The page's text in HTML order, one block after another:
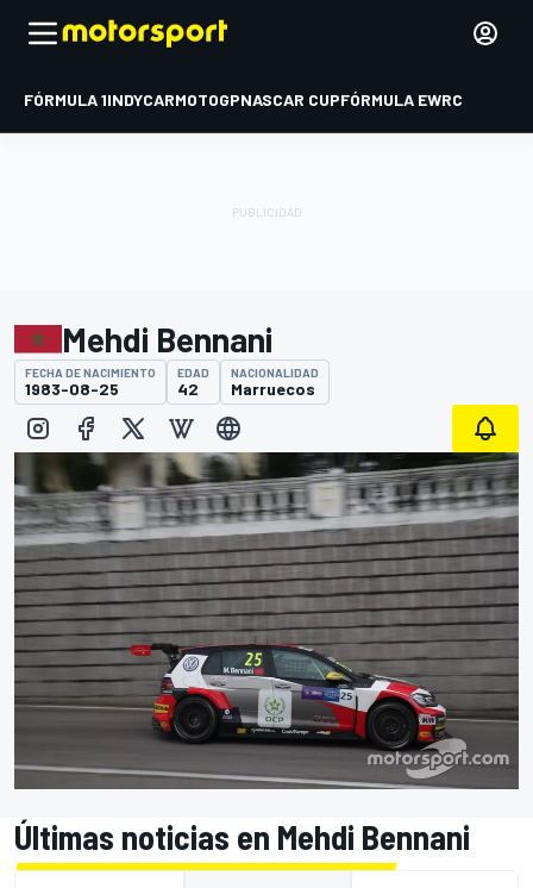
FÓRMULA 1INDYCARMOTOGPNASCAR CUPFÓRMULA EWRC
Mehdi Bennani
FECHA DE NACIMIENTO
1983-08-25
EDAD
42
NACIONALIDAD
Marruecos
Últimas noticias en Mehdi Bennani